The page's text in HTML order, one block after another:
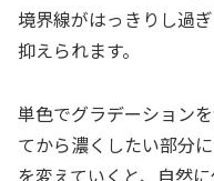
境界線がはっきりし過
抑えられます。
単色でグラデーション
てから濃くしたい部分
を変えていくと、自然に